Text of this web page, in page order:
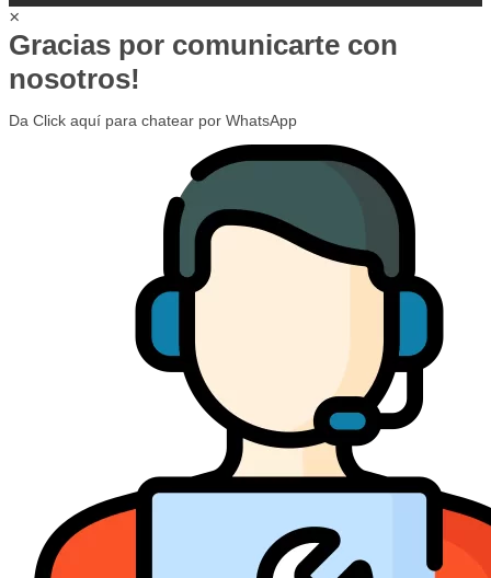
×
Gracias por comunicarte con
nosotros!
Da Click aquí para chatear por WhatsApp